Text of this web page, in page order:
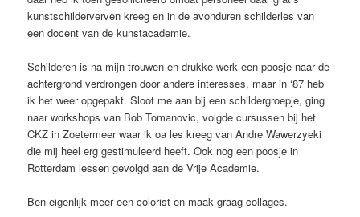
kunstschilderverven kreeg en in de avonduren schilderles van
een docent van de kunstacademie.
Schilderen is na mijn trouwen en drukke werk een poosje naar de
achtergrond verdrongen door andere interesses, maar in ‘87 heb
ik het weer opgepakt. Sloot me aan bij een schildergroepje, ging
naar workshops van Bob Tomanovic, volgde cursussen bij het
CKZ in Zoetermeer waar ik oa les kreeg van Andre Wawerzyeki
die mij heel erg gestimuleerd heeft. Ook nog een poosje in
Rotterdam lessen gevolgd aan de Vrije Academie.
Ben eigenlijk meer een colorist en maak graag collages.